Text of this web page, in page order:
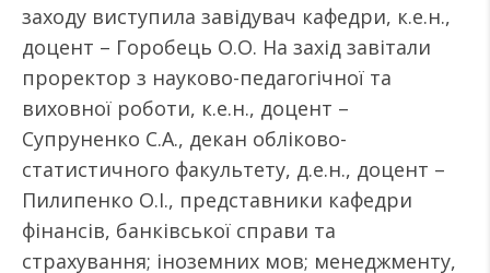
заходу виступила завідувач кафедри, к.е.н.,
доцент – Горобець О.О. На захід завітали
проректор з науково-педагогічної та
виховної роботи, к.е.н., доцент –
Супруненко С.А., декан обліково-
статистичного факультету, д.е.н., доцент –
Пилипенко О.І., представники кафедри
фінансів, банківської справи та
страхування; іноземних мов; менеджменту,